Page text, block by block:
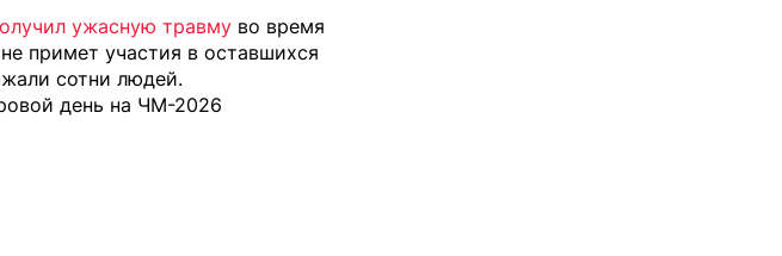
ужасную травму во время
примет участия в оставшихся
сотни людей.
день на ЧМ-2026